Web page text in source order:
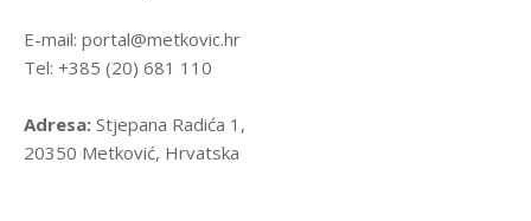
E-mail: portal@metkovic.hr
Tel: +385 (20) 681 110
Adresa: Stjepana Radića 1,
20350 Metković, Hrvatska